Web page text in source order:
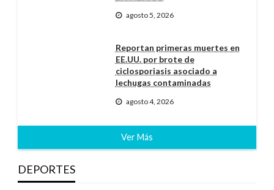
agosto 5, 2026
Reportan primeras muertes en
EE.UU. por brote de
ciclosporiasis asociado a
lechugas contaminadas
agosto 4, 2026
Ver Más
DEPORTES